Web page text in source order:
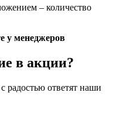
– количество
у менеджеров
в акции?
радостью ответят наши